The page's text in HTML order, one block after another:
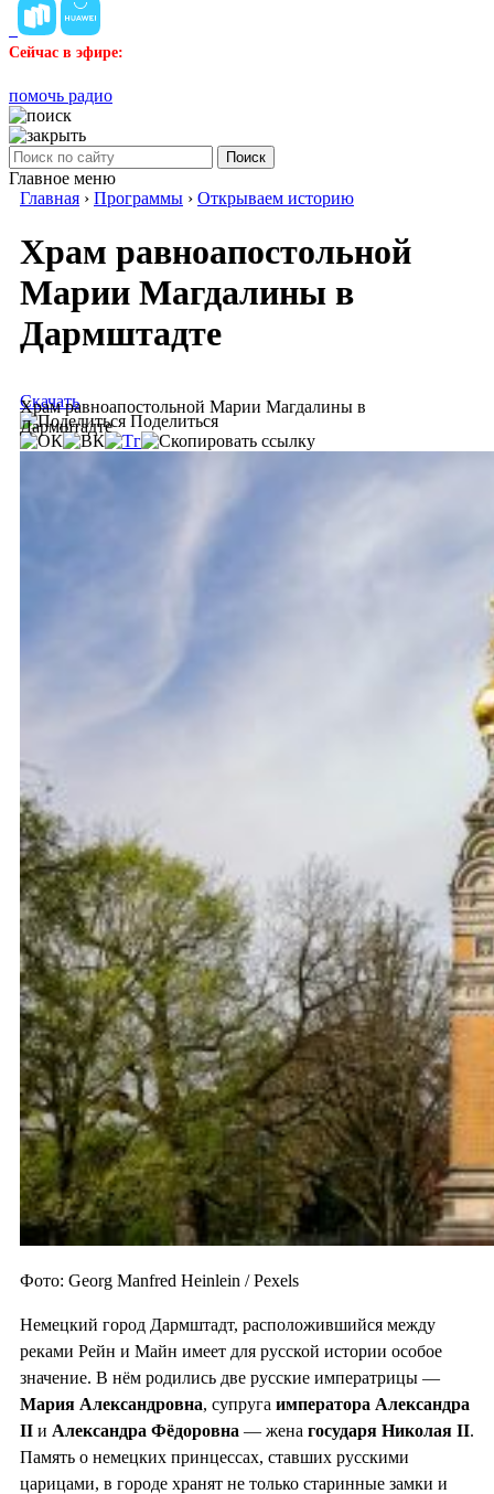
Сейчас в эфире:
помочь радио
Поиск
Главное меню
Главная › Программы › Открываем историю
Храм равноапостольной
Марии Магдалины в
Дармштадте
Храм равноапостольной Марии Магдалины в
Дармштадте
Скачать
Поделиться
Фото: Georg Manfred Heinlein / Pexels
Немецкий город Дармштадт, расположившийся между
реками Рейн и Майн имеет для русской истории особое
значение. В нём родились две русские императрицы —
Мария Александровна, супруга императора Александра
II и Александра Фёдоровна — жена государя Николая II.
Память о немецких принцессах, ставших русскими
царицами, в городе хранят не только старинные замки и